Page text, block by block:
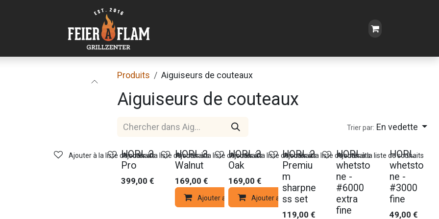
Produits Aiguiseurs de couteaux
Aiguiseurs de couteaux
Trier par: En vedette
Nouveau !
HORL 3
Pro
399,00 €
Ajouter à la liste de souhaits
HORL 3
Walnut
169,00 €
Ajouter au panier
Ajouter à la liste de souhaits
HORL 3
Oak
169,00 €
Ajouter au panier
Ajouter à la liste de souhaits
HORL 2
Premiu
m
sharpne
ss set
119,00 €
Ajouter à la liste de souhaits
HORL
whetsto
ne -
#6000
extra
fine
Ajouter à la liste de souhaits
HORL
whetsto
ne -
#3000
fine
49,00 €
Ajouter à la liste de souhaits